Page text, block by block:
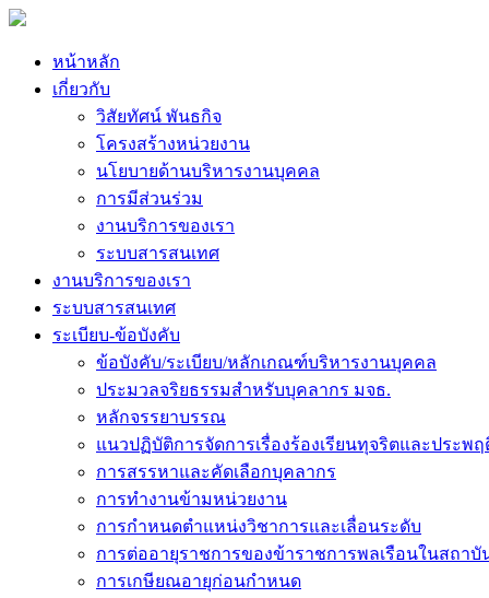
หน้าหลัก
เกี่ยวกับ
วิสัยทัศน์ พันธกิจ
โครงสร้างหน่วยงาน
นโยบายด้านบริหารงานบุคคล
การมีส่วนร่วม
งานบริการของเรา
ระบบสารสนเทศ
งานบริการของเรา
ระบบสารสนเทศ
ระเบียบ-ข้อบังคับ
ข้อบังคับ/ระเบียบ/หลักเกณฑ์บริหารงานบุคคล
ประมวลจริยธรรมสำหรับบุคลากร มจธ.
หลักจรรยาบรรณ
แนวปฏิบัติการจัดการเรื่องร้องเรียนทุจริตและประพ
การสรรหาและคัดเลือกบุคลากร
การทำงานข้ามหน่วยงาน
การกำหนดตำแหน่งวิชาการและเลื่อนระดับ
การต่ออายุราชการของข้าราชการพลเรือนในสถา
การเกษียณอายุก่อนกำหนด